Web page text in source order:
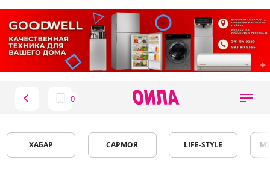
ХАБАР САРМОЯ LIFE-STYLE